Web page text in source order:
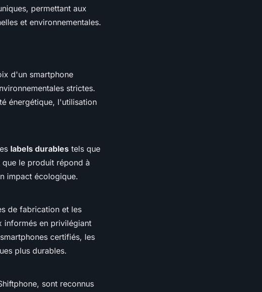
permettant aux
et environnementales.
d'un smartphone
strictes.
énergétique, l'utilisation
labels durables tels que
que le produit répond à
impact écologique.
de fabrication et les
informés en privilégiant
certifiés, les
plus durables.
sont reconnus